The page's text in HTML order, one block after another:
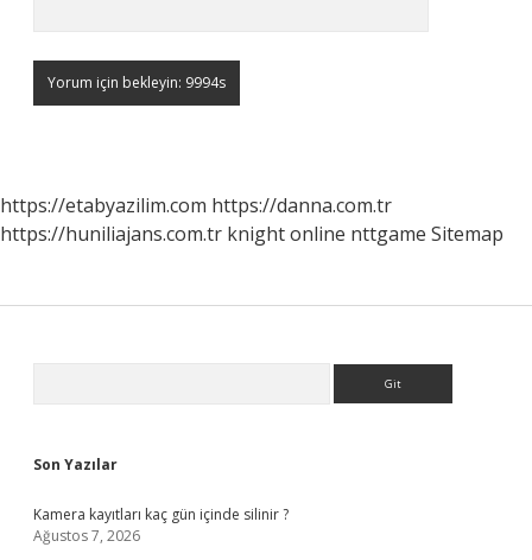
https://etabyazilim.com https://danna.com.tr
https://huniliajans.com.tr knight online nttgame Sitemap
Son Yazılar
Kamera kayıtları kaç gün içinde silinir ?
Ağustos 7, 2026